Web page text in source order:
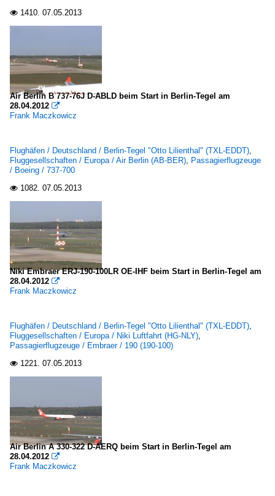
 1410. 07.05.2013
Air Berlin B 737-76J D-ABLD beim Start in Berlin-Tegel am
28.04.2012 
Frank Maczkowicz
Flughäfen / Deutschland / Berlin-Tegel "Otto Lilienthal" (TXL-EDDT),
Fluggesellschaften / Europa / Air Berlin (AB-BER), Passagierflugzeuge
/ Boeing / 737-700
 1082. 07.05.2013
Niki Embraer ERJ-190-100LR OE-IHF beim Start in Berlin-Tegel am
28.04.2012 
Frank Maczkowicz
Flughäfen / Deutschland / Berlin-Tegel "Otto Lilienthal" (TXL-EDDT),
Fluggesellschaften / Europa / Niki Luftfahrt (HG-NLY),
Passagierflugzeuge / Embraer / 190 (190-100)
 1221. 07.05.2013
Air Berlin A 330-322 D-AERQ beim Start in Berlin-Tegel am
28.04.2012 
Frank Maczkowicz